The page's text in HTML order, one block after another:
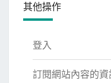
其他操作
登入
訂閱網站內容的